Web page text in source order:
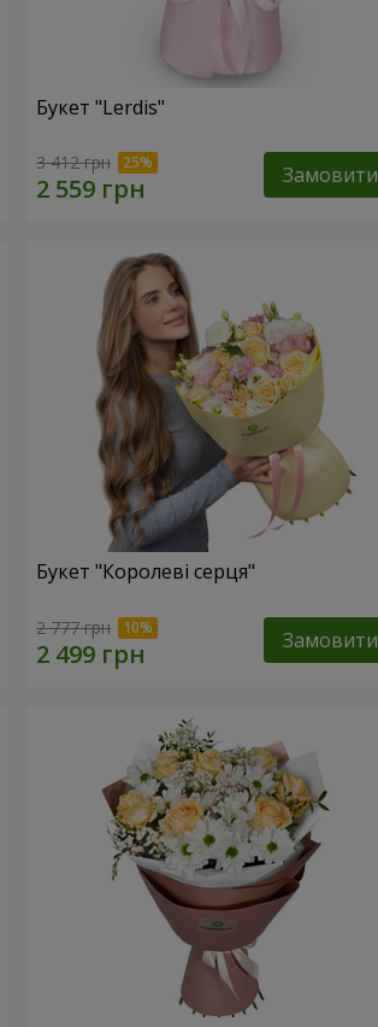
Букет "Lerdis"
3 412 грн Замовити
Букет "Королеві серця"
2 777 грн Замовити